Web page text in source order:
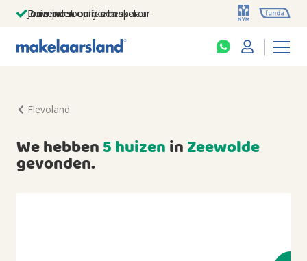
Jouw persoonlijke makelaar
Duizenden euro's besparen
Prominent op funda
Flevoland
We hebben5 huizeninZeewolde
gevonden.